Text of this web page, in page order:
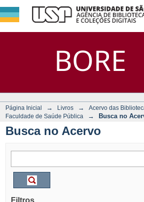
BORE
Busca no
DSpace/Manakin +
Página Inicial → Livros → Acervo das
Faculdade de Saúde Pública
→ Busca no
Busca no Acervo
Filtros